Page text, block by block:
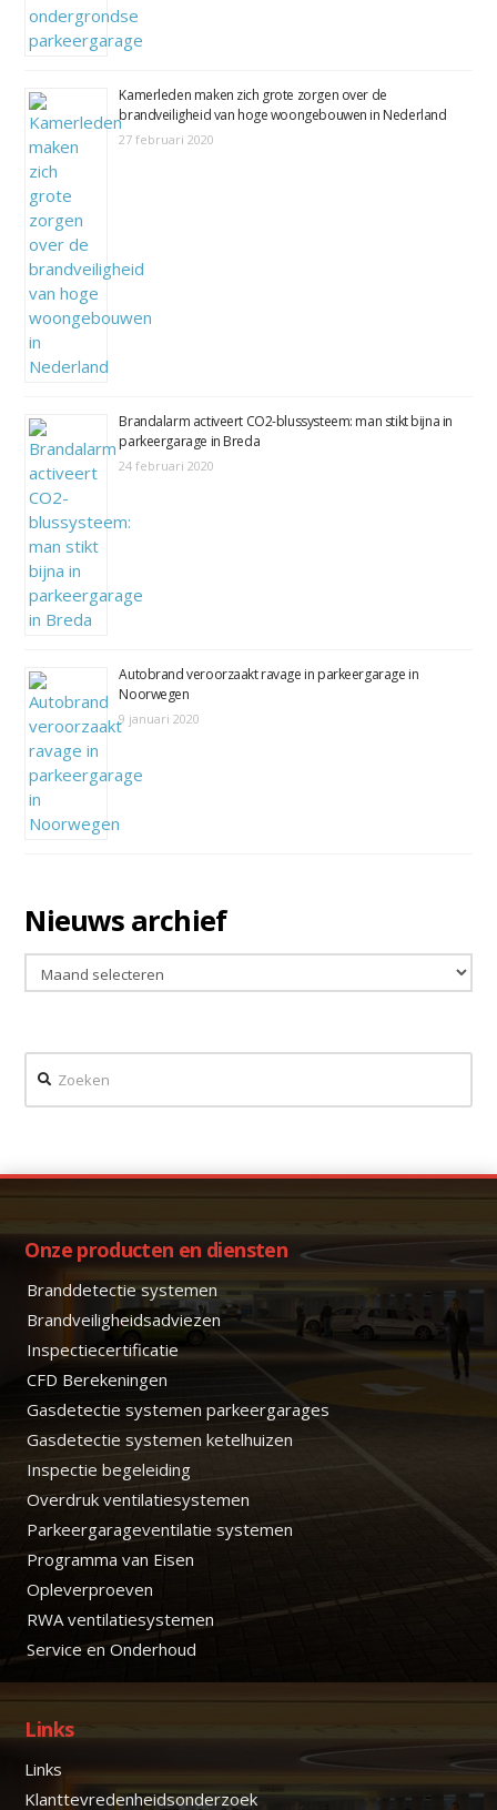
Kamerleden maken zich grote zorgen over de
brandveiligheid van hoge woongebouwen in Nederland
27 februari 2020
Brandalarm activeert CO2-blussysteem: man stikt bijna in
parkeergarage in Breda
24 februari 2020
Autobrand veroorzaakt ravage in parkeergarage in
Noorwegen
9 januari 2020
Nieuws archief
Nieuws
archief
Onze producten en diensten
Branddetectie systemen
Brandveiligheidsadviezen
Inspectiecertificatie
CFD Berekeningen
Gasdetectie systemen parkeergarages
Gasdetectie systemen ketelhuizen
Inspectie begeleiding
Overdruk ventilatiesystemen
Parkeergarageventilatie systemen
Programma van Eisen
Opleverproeven
RWA ventilatiesystemen
Service en Onderhoud
Links
Links
Klanttevredenheidsonderzoek